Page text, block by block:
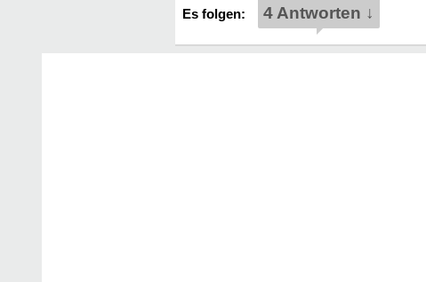
4 Antworten ↓